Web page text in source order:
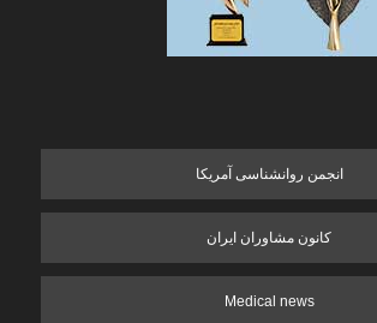
انجمن روانشناسی آمریکا
کانون مشاوران ایران
Medical news